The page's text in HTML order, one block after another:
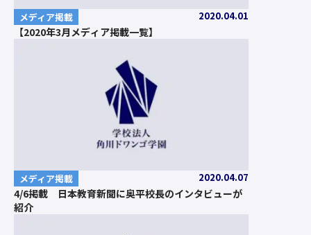
メディア掲載 2020.04.01
【2020年3月メディア掲載一覧】
メディア掲載 2020.04.07
4/6掲載 日本教育新聞に奥平校長のインタビューが
紹介